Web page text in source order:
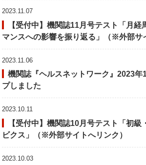
2023.11.07
【受付中】機関誌11月号テスト「月
マンスへの影響を振り返る」（※外部サ
2023.11.06
機関誌『ヘルスネットワーク』2023年
プしました
2023.10.11
【受付中】機関誌10月号テスト「初級
ビクス」（※外部サイトへリンク）
2023.10.03